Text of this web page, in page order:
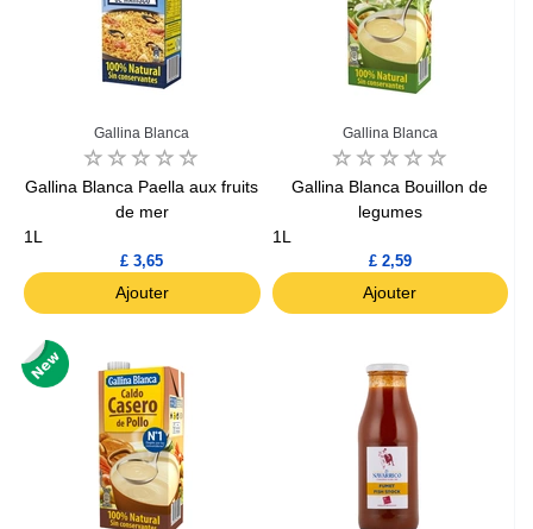
Gallina Blanca
Gallina Blanca Paella aux fruits
de mer
1L
£ 3,65
Ajouter
Gallina Blanca
Gallina Blanca Bouillon de
legumes
1L
£ 2,59
Ajouter